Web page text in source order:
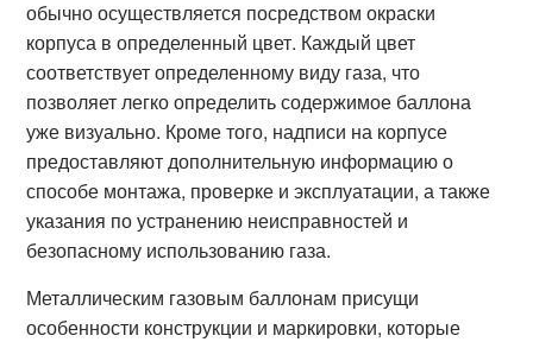
обычно осуществляется посредством окраски
корпуса в определенный цвет. Каждый цвет
соответствует определенному виду газа, что
позволяет легко определить содержимое баллона
уже визуально. Кроме того, надписи на корпусе
предоставляют дополнительную информацию о
способе монтажа, проверке и эксплуатации, а также
указания по устранению неисправностей и
безопасному использованию газа.
Металлическим газовым баллонам присущи
особенности конструкции и маркировки, которые